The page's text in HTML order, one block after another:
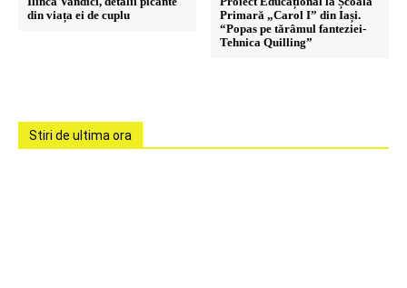
din viața ei de cuplu
Primară „Carol I” din Iași.
“Popas pe tărâmul fanteziei-
Tehnica Quilling”
Stiri de ultima ora